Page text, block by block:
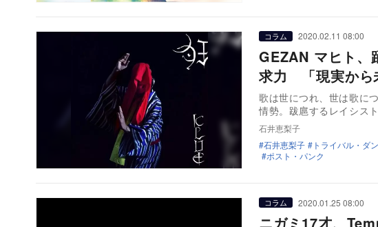
コラム 2020.02.11 08:00
GEZAN マヒト、
求力 「現実から
歌は世につれ、世は歌に
情勢。跋扈するレイシス
石井恵梨子
石井恵梨子
トライバル・ダ
ポスト・パンク
コラム 2020.01.25 08:00
ニガミ17才、